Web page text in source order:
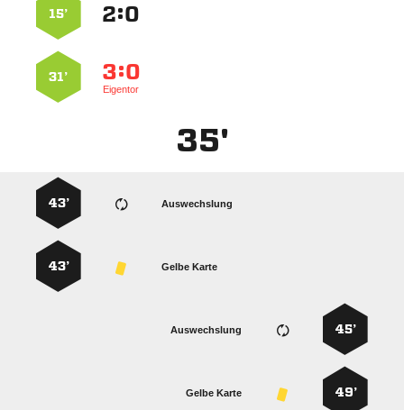
:
15’
:
Eigentor
31’
35'
Auswechslung
43’
Gelbe Karte
43’
45’
Auswechslung
49’
Gelbe Karte